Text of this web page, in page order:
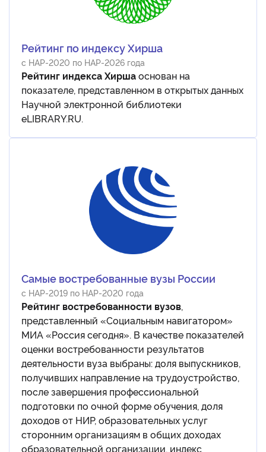
Рейтинг по индексу Хирша
с НАР-2020 по НАР-2026 года
Рейтинг индекса Хиршаоснован на
показателе, представленном в открытых данных
Научной электронной библиотеки
eLIBRARY.RU.
Самые востребованные вузы России
с НАР-2019 по НАР-2020 года
Рейтинг востребованности вузов,
представленный «Социальным навигатором»
МИА «Россия сегодня». В качестве показателей
оценки востребованности результатов
деятельности вуза выбраны: доля выпускников,
получивших направление на трудоустройство,
после завершения профессиональной
подготовки по очной форме обучения, доля
доходов от НИР, образовательных услуг
сторонним организациям в общих доходах
образовательной организации, индекс